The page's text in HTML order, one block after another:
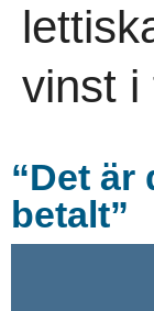
vinst i
“Det är
betalt”